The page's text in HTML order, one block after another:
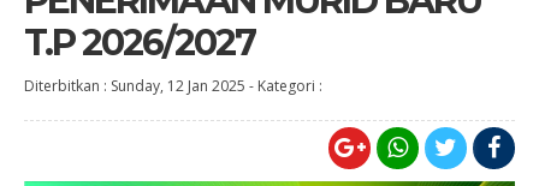
T.P 2026/2027
Diterbitkan : Sunday, 12 Jan 2025 - Kategori :